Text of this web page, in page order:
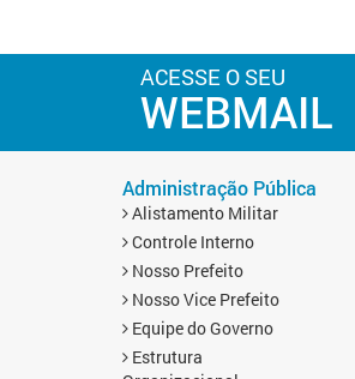
ACESSE O SEU
WEBMAIL
Administração Pública
Alistamento Militar
Controle Interno
Nosso Prefeito
Nosso Vice Prefeito
Equipe do Governo
Estrutura